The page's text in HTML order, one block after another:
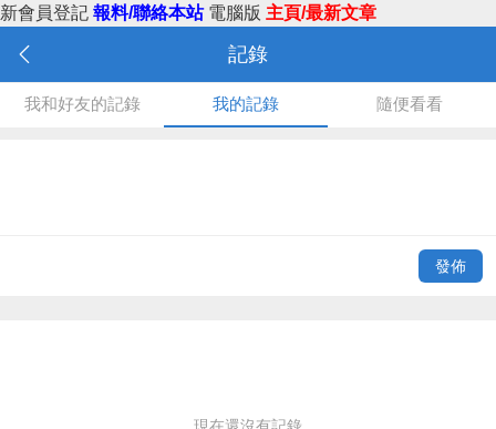
新會員登記 報料/聯絡本站 電腦版 主頁/最新文章
記錄
我和好友的記錄 我的記錄 隨便看看
發佈